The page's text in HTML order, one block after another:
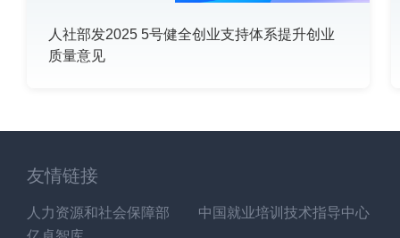
人社部发2025 5号健全创业支持体系提升创业
质量意见
友情链接
人力资源和社会保障部
中国就业培训技术指导中心